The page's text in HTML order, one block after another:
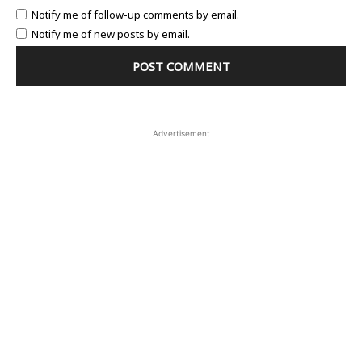
Notify me of follow-up comments by email.
Notify me of new posts by email.
Advertisement